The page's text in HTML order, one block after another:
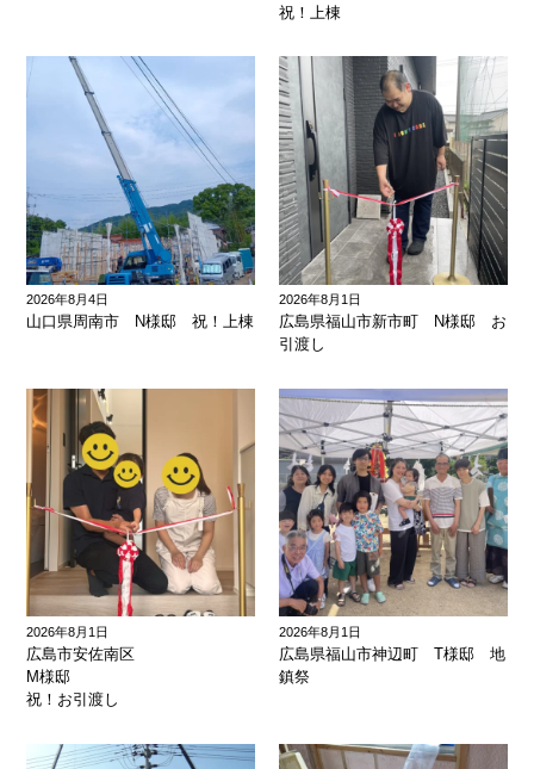
祝！上棟
2026年8月4日
山口県周南市 N様邸 祝！上棟
2026年8月1日
広島県福山市新市町 N様邸 お
引渡し
2026年8月1日
広島市安佐南区
M様邸
祝！お引渡し
2026年8月1日
広島県福山市神辺町 T様邸 地
鎮祭